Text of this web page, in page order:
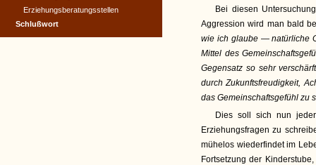
Bei diesen
Aggression wird man bald
wie ich glaube —natürliche
Mittel des
Gegensatz so sehr
durch Zukunftsfreudigkeit,
das Gemeinschaftsgefühl zu
Dies soll sich nun
Erziehungsfragen zu
mühelos wiederfindet im
Fortsetzung der
Erziehungsberatungsstellen
Schlußwort